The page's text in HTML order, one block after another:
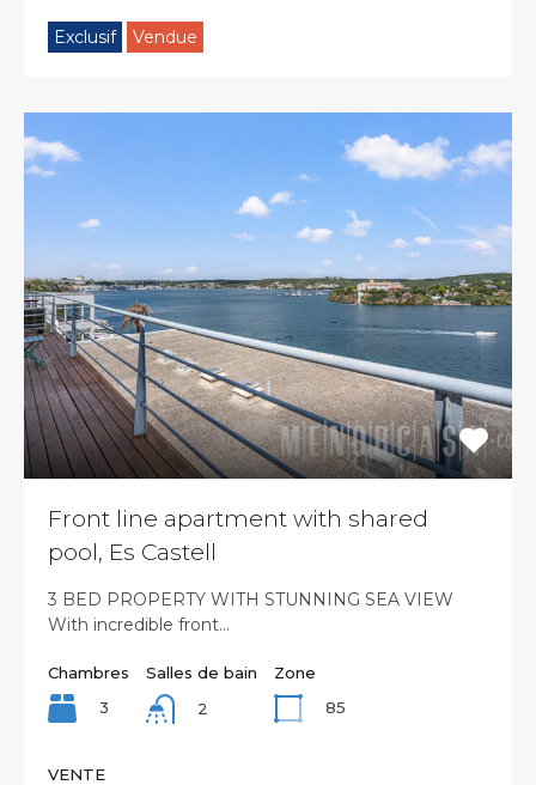
Exclusif Vendue
Front line apartment with shared
pool, Es Castell
3 BED PROPERTY WITH STUNNING SEA VIEW
With incredible front…
Chambres
3
Salles de bain
2
Zone
85
VENTE